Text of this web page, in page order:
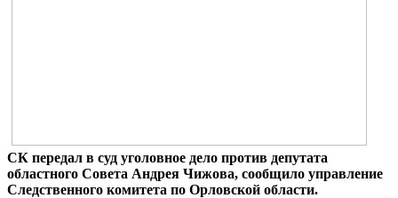
СК передал в суд уголовное дело против депутата
областного Совета Андрея Чижова, сообщило управление
Следственного комитета по Орловской области.